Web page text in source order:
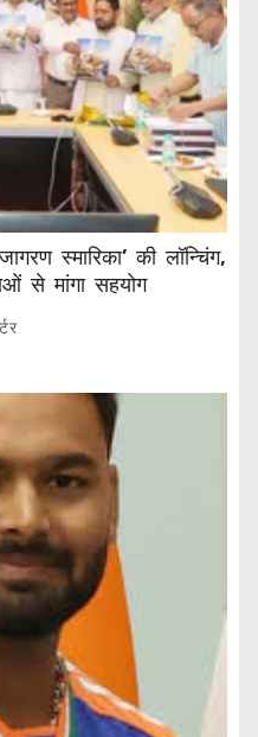
स्मारिका’ की लॉन्चिंग,
से मांगा सहयोग